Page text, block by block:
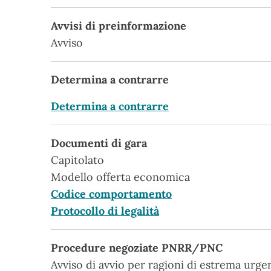
Avvisi di preinformazione
Avviso
Determina a contrarre
Determina a contrarre
Documenti di gara
Capitolato
Modello offerta economica
Codice comportamento
Protocollo di legalità
Procedure negoziate PNRR/PNC
Avviso di avvio per ragioni di estrema